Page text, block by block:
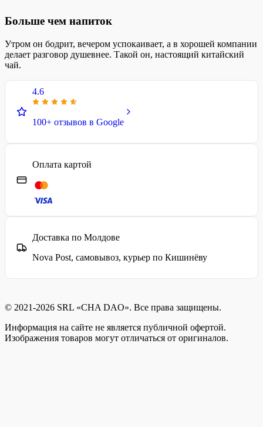
Больше чем напиток
Утром он бодрит, вечером успокаивает, а в хорошей компании
делает разговор душевнее. Такой он, настоящий китайский
чай.
4.6
100+ отзывов в Google
Оплата картой
Доставка по Молдове
Nova Post, самовывоз, курьер по Кишинёву
© 2021-2026 SRL «CHA DAO». Все права защищены.
Информация на сайте не является публичной офертой.
Изображения товаров могут отличаться от оригиналов.